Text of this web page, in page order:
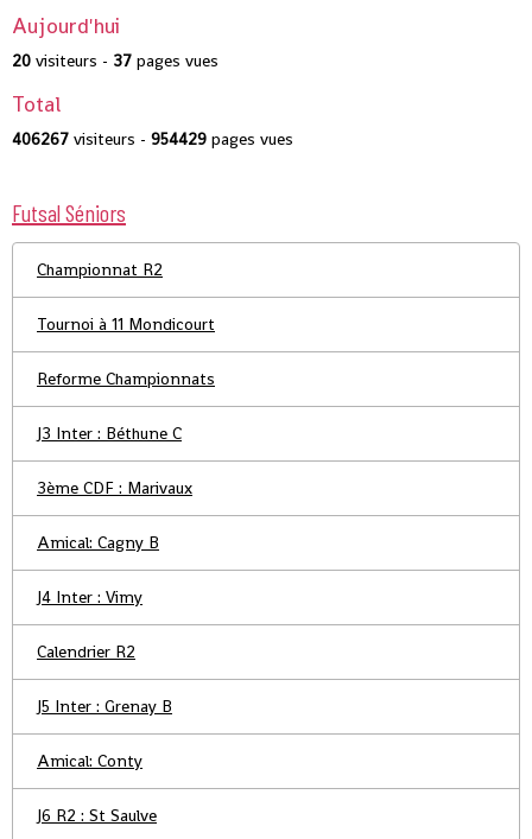
Aujourd'hui
20 visiteurs - 37 pages vues
Total
406267 visiteurs - 954429 pages vues
Futsal Séniors
Championnat R2
Tournoi à 11 Mondicourt
Reforme Championnats
J3 Inter : Béthune C
3ème CDF : Marivaux
Amical: Cagny B
J4 Inter : Vimy
Calendrier R2
J5 Inter : Grenay B
Amical: Conty
J6 R2 : St Saulve